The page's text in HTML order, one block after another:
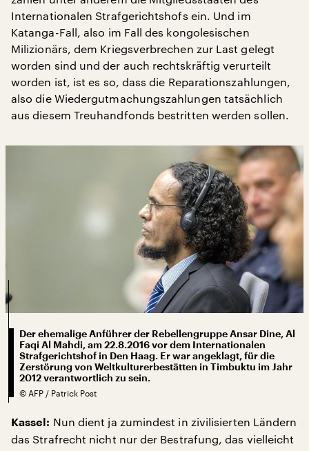
Internationalen Strafgerichtshofs ein. Und im
Katanga-Fall, also im Fall des kongolesischen
Milizionärs, dem Kriegsverbrechen zur Last gelegt
worden sind und der auch rechtskräftig verurteilt
worden ist, ist es so, dass die Reparationszahlungen,
also die Wiedergutmachungszahlungen tatsächlich
aus diesem Treuhandfonds bestritten werden sollen.
Der ehemalige Anführer der Rebellengruppe Ansar Dine, Al
Faqi Al Mahdi, am 22.8.2016 vor dem Internationalen
Strafgerichtshof in Den Haag. Er war angeklagt, für die
Zerstörung von Weltkulturerbestätten in Timbuktu im Jahr
2012 verantwortlich zu sein.
© AFP / Patrick Post
Kassel: Nun dient ja zumindest in zivilisierten Ländern
das Strafrecht nicht nur der Bestrafung, das vielleicht